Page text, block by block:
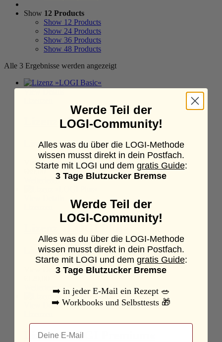
Show 12 Products
Show 12 Products
Show 24 Products
Show 36 Products
Show 48 Products
Alle 3 Ergebnisse werden angezeigt
Lizenz »LOGI Basic«
Lizenz »LOGI Basic«
View Details
89,00
Weiterlesen
Lizenz »LOGI Plus«
View Details
Weiterlesen
View Details
Lizenz »LOGI Premium«
Werde Teil der
LOGI-Community!
Alles was du über die LOGI-Methode
wissen musst direkt in dein Postfach.
Starte mit LOGI und dem gratis Guide:
3 Tage Blutzucker Bremse
Werde Teil der
LOGI-Community!
Alles was du über die LOGI-Methode
wissen musst direkt in dein Postfach.
Starte mit LOGI und dem gratis Guide:
3 Tage Blutzucker Bremse
➡️ in jeder E-Mail ein Rezept 🥗
➡️ Workbooks und Selbsttests 🎁
Email